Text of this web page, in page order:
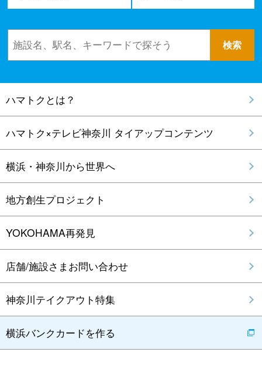
ハマトクとは？
ハマトク×テレビ神奈川 タイアップコンテンツ
横浜・神奈川から世界へ
地方創生プロジェクト
YOKOHAMA再発見
店舗/施設さまお問い合わせ
神奈川テイクアウト特集
横浜バンクカードを作る